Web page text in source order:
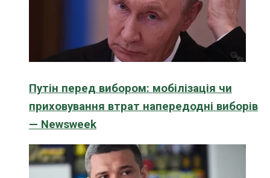
Путін перед вибором: мобілізація чи
приховування втрат напередодні виборів
— Newsweek